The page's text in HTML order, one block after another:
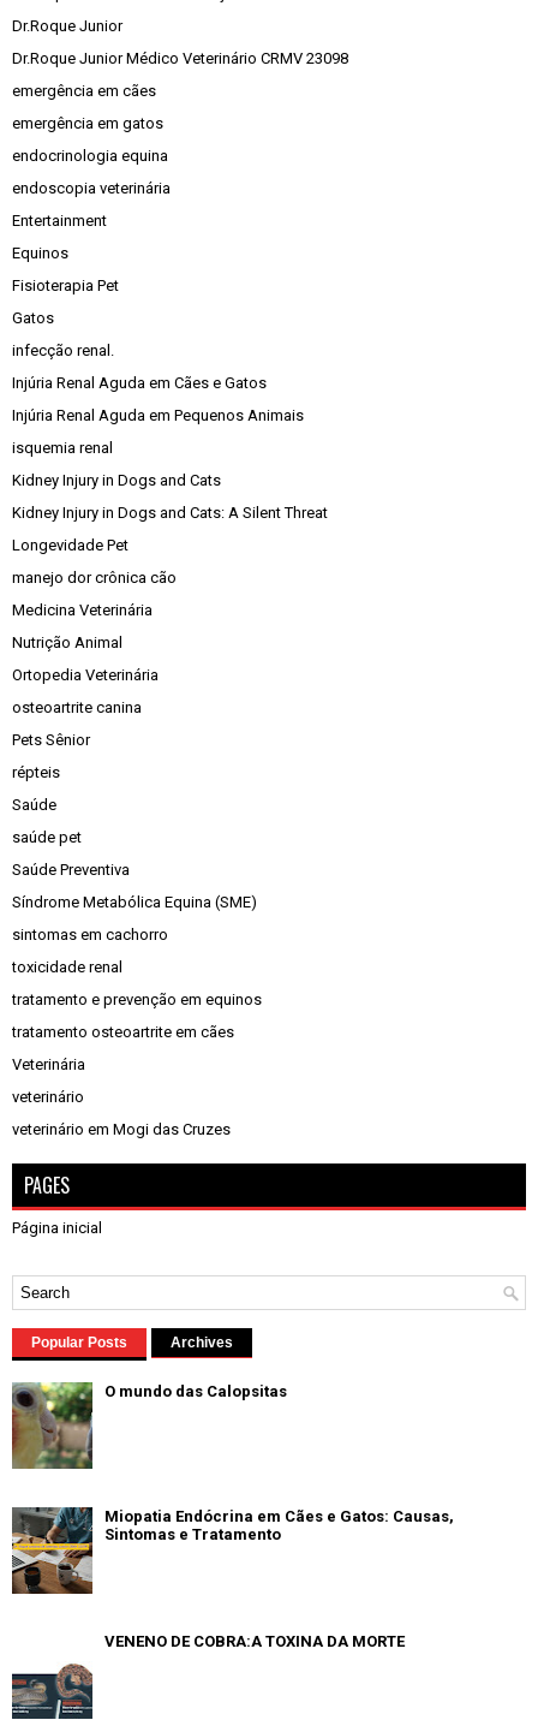
Dr.Roque Junior
Dr.Roque Junior Médico Veterinário CRMV 23098
emergência em cães
emergência em gatos
endocrinologia equina
endoscopia veterinária
Entertainment
Equinos
Fisioterapia Pet
Gatos
infecção renal.
Injúria Renal Aguda em Cães e Gatos
Injúria Renal Aguda em Pequenos Animais
isquemia renal
Kidney Injury in Dogs and Cats
Kidney Injury in Dogs and Cats: A Silent Threat
Longevidade Pet
manejo dor crônica cão
Medicina Veterinária
Nutrição Animal
Ortopedia Veterinária
osteoartrite canina
Pets Sênior
répteis
Saúde
saúde pet
Saúde Preventiva
Síndrome Metabólica Equina (SME)
sintomas em cachorro
toxicidade renal
tratamento e prevenção em equinos
tratamento osteoartrite em cães
Veterinária
veterinário
veterinário em Mogi das Cruzes
PAGES
Página inicial
Popular Posts Archives
O mundo das Calopsitas
Miopatia Endócrina em Cães e Gatos: Causas,
Sintomas e Tratamento
VENENO DE COBRA:A TOXINA DA MORTE